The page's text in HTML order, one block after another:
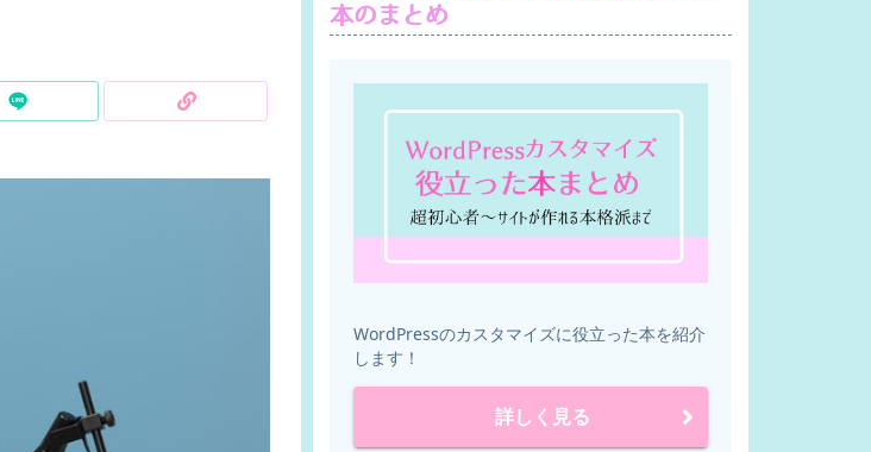
本のまとめ
WordPressのカスタマイズに役立った本を紹介
します！
詳しく見る